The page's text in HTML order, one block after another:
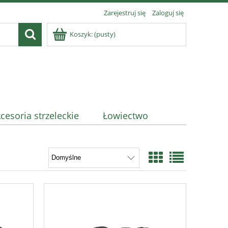
Zarejestruj się Zaloguj się
Koszyk:(pusty)
strzeleckie Łowiectwo